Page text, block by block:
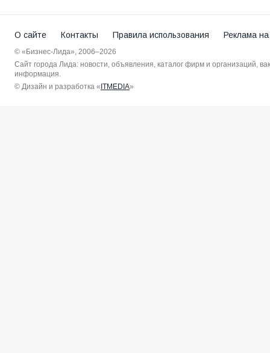
О сайте Контакты Правила использования Реклама
© «Бизнес-Лида», 2006–2026
Сайт города Лида: новости, объявления, каталог фирм и организаций,
информация.
© Дизайн и разработка « ITMEDIA»